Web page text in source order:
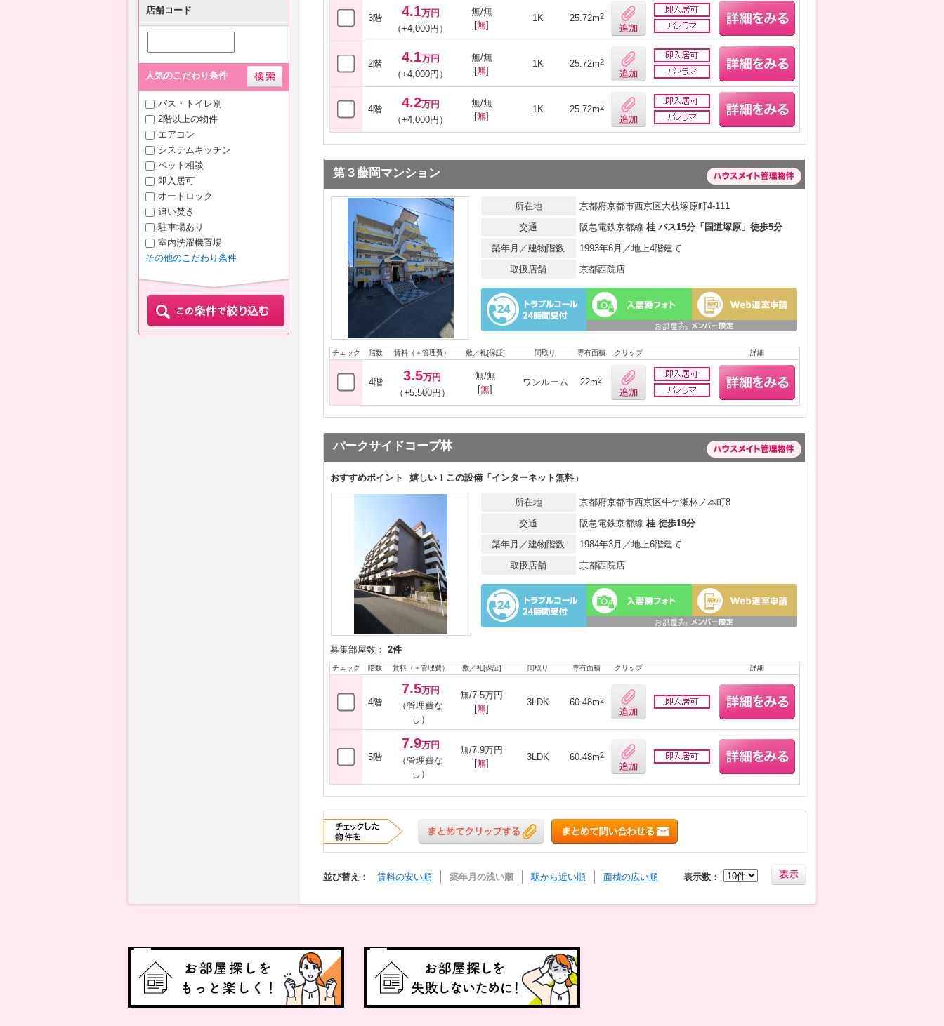
店舗コード
人気のこだわり条件
バス・トイレ別
2階以上の物件
エアコン
システムキッチン
ペット相談
即入居可
オートロック
追い焚き
駐車場あり
室内洗濯機置場
その他のこだわり条件
3階 4.1万円
（+4,000円）
無/無
[無]
1K 25.72m2
2階 4.1万円
（+4,000円）
無/無
[無]
1K 25.72m2
4階 4.2万円
（+4,000円）
無/無
[無]
1K 25.72m2
第３藤岡マンション
所在地
京都府京都市西京区大枝塚原町4-111
交通
阪急電鉄京都線 桂 バス15分「国道塚原」徒歩5分
築年月／建物階数
1993年6月／地上4階建て
取扱店舗
京都西院店
チェック 階数 賃料（＋管理費） 敷／礼[保証] 間取り 専有面積 クリップ 詳細
4階 3.5万円
（+5,500円）
無/無
[無]
ワンルーム 22m2
パークサイドコープ林
おすすめポイント 嬉しい！この設備「インターネット無料」
所在地
京都府京都市西京区牛ケ瀬林ノ本町8
交通
阪急電鉄京都線 桂 徒歩19分
築年月／建物階数
1984年3月／地上6階建て
取扱店舗
京都西院店
募集部屋数： 2件
チェック 階数 賃料（＋管理費） 敷／礼[保証] 間取り 専有面積 クリップ 詳細
4階
7.5万円
（管理費な
し）
無/7.5万円
[無]
3LDK 60.48m2
5階
7.9万円
（管理費な
し）
無/7.9万円
[無]
3LDK 60.48m2
並び替え： 賃料の安い順 築年月の浅い順 駅から近い順 面積の広い順 表示数：